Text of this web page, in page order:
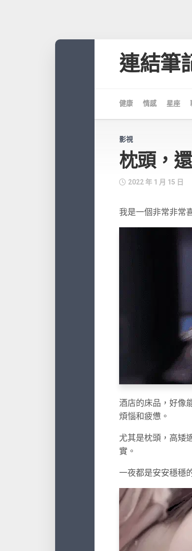
連結筆
健康 情感 星座
影視
枕頭，
2022 年 1 月 15 日
我是一個非常非常
酒店的床品，好像
煩惱和疲憊。
尤其是枕頭，高矮
實。
一夜都是安安穩穩